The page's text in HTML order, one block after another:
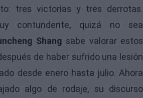
tres victorias y tres derrotas.
contundente, quizá no sea
Shang sabe valorar estos
de haber sufrido una lesión
desde enero hasta julio. Ahora
algo de rodaje, su discurso